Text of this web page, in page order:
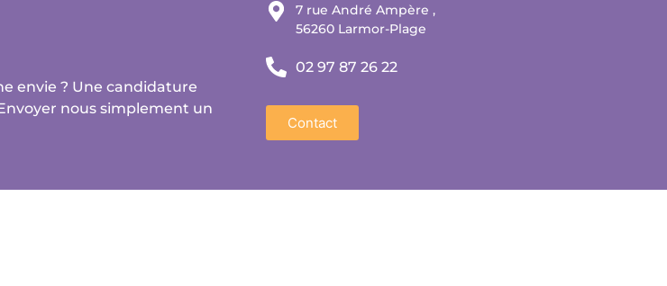
envie ? Une candidature
nous simplement un
7 rue André Ampère ,
56260 Larmor-Plage
02 97 87 26 22
Contact